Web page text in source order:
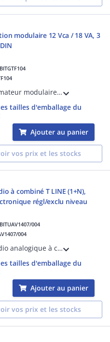
modulaire 12 Vca / 18 VA, 3
BITGTF104
Transformateur modulaire 12 Vca / 18 VA Boîtier Rail DIN 3 modules Cache bornier de protection pour le 230 V
tailles d'emballage du
Ajouter au panier
vos prix et les stocks
à combiné T LINE (1+N),
régl/exclu niveau
BITUAV1407/004
004
Poste audio analogique à combiné T LINE 2 fils Appel électronique Technologie 1+N Matière ABS blanc Réglage niveau d'appel et exclusion 2 boutons de commande
tailles d'emballage du
Ajouter au panier
vos prix et les stocks